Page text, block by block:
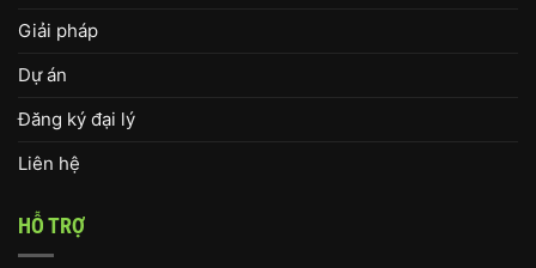
Giải pháp
Dự án
Đăng ký đại lý
Liên hệ
HỖ TRỢ